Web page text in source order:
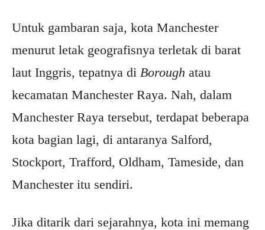
Untuk gambaran saja, kota Manchester
menurut letak geografisnya terletak di barat
laut Inggris, tepatnya di Borough atau
kecamatan Manchester Raya. Nah, dalam
Manchester Raya tersebut, terdapat beberapa
kota bagian lagi, di antaranya Salford,
Stockport, Trafford, Oldham, Tameside, dan
Manchester itu sendiri.
Jika ditarik dari sejarahnya, kota ini memang